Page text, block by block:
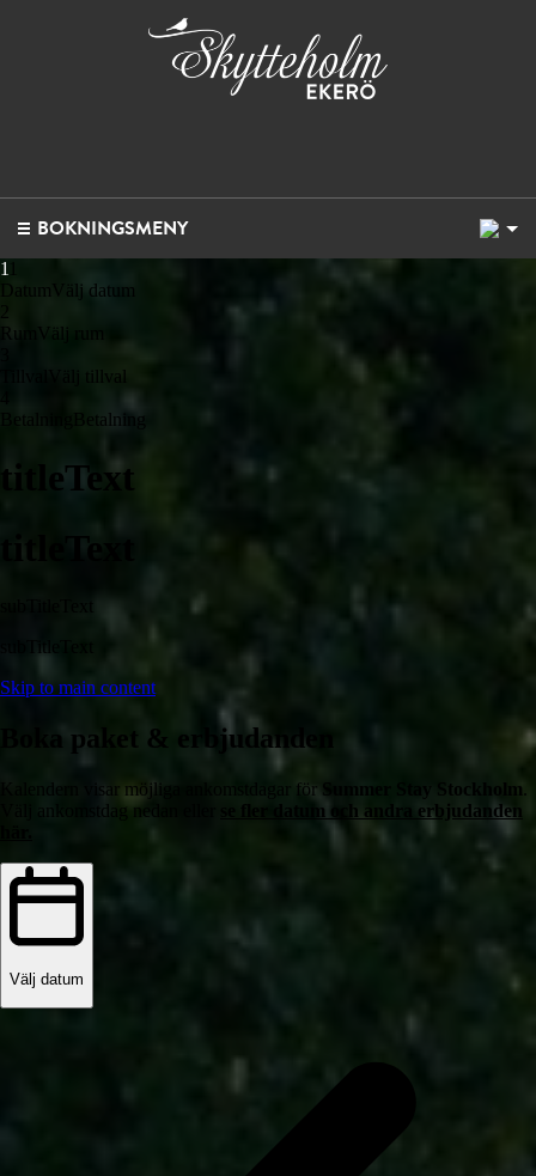
BOKNINGSMENY
1
DatumVälj datum
Rum
Välj rum
Välj tillval
Betalning
Betalning
titleText
titleText
Skip to main content
Boka paket & erbjudanden
Kalendern visar möjliga ankomstdagar för Summer Stay Stockholm.
Välj ankomstdag nedan eller
se fler datum och andra erbjudanden
Välj datum